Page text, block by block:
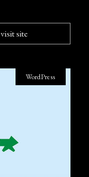
visit site
WordPress